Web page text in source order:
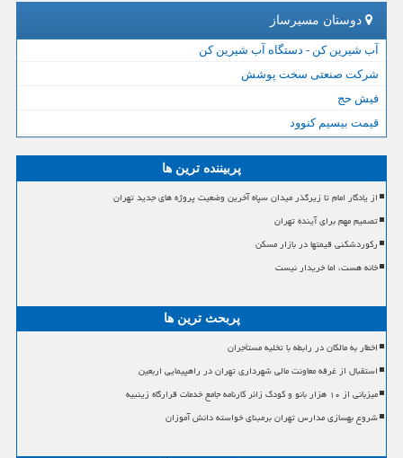
دوستان مسیرساز
آب شیرین کن - دستگاه آب شیرین کن
شرکت صنعتی سخت پوشش
فیش حج
قیمت بیسیم کنوود
پربیننده ترین ها
از یادگار امام تا زیرگذر میدان سپاه آخرین وضعیت پروژه های جدید تهران
تصمیم مهم برای آینده تهران
رکوردشکنی قیمتها در بازار مسکن
خانه هست، اما خریدار نیست
پربحث ترین ها
اخطار به مالکان در رابطه با تخلیه مستأجران
استقبال از غرفه معاونت مالی شهرداری تهران در راهپیمایی اربعین
میزبانی از ۱۰ هزار بانو و کودک زائر کارنامه جامع خدمات قرارگاه زینبیه
شروع بهسازی مدارس تهران برمبنای خواسته دانش آموزان